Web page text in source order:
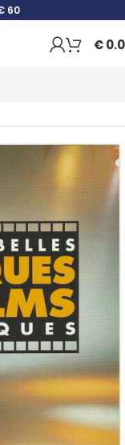
60
€